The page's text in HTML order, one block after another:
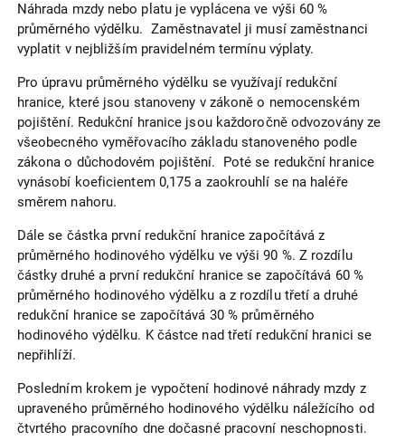
Náhrada mzdy nebo platu je vyplácena ve výši 60 %
průměrného výdělku. Zaměstnavatel ji musí zaměstnanci
vyplatit v nejbližším pravidelném termínu výplaty.
Pro úpravu průměrného výdělku se využívají redukční
hranice, které jsou stanoveny v zákoně o nemocenském
pojištění. Redukční hranice jsou každoročně odvozovány ze
všeobecného vyměřovacího základu stanoveného podle
zákona o důchodovém pojištění. Poté se redukční hranice
vynásobí koeficientem 0,175 a zaokrouhlí se na haléře
směrem nahoru.
Dále se částka první redukční hranice započítává z
průměrného hodinového výdělku ve výši 90 %. Z rozdílu
částky druhé a první redukční hranice se započítává 60 %
průměrného hodinového výdělku a z rozdílu třetí a druhé
redukční hranice se započítává 30 % průměrného
hodinového výdělku. K částce nad třetí redukční hranici se
nepřihlíží.
Posledním krokem je vypočtení hodinové náhrady mzdy z
upraveného průměrného hodinového výdělku náležícího od
čtvrtého pracovního dne dočasné pracovní neschopnosti.